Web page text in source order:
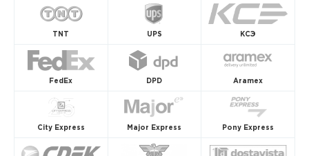
TNT UPS КСЭ
FedEx DPD Aramex
City Express Major Express Pony Express